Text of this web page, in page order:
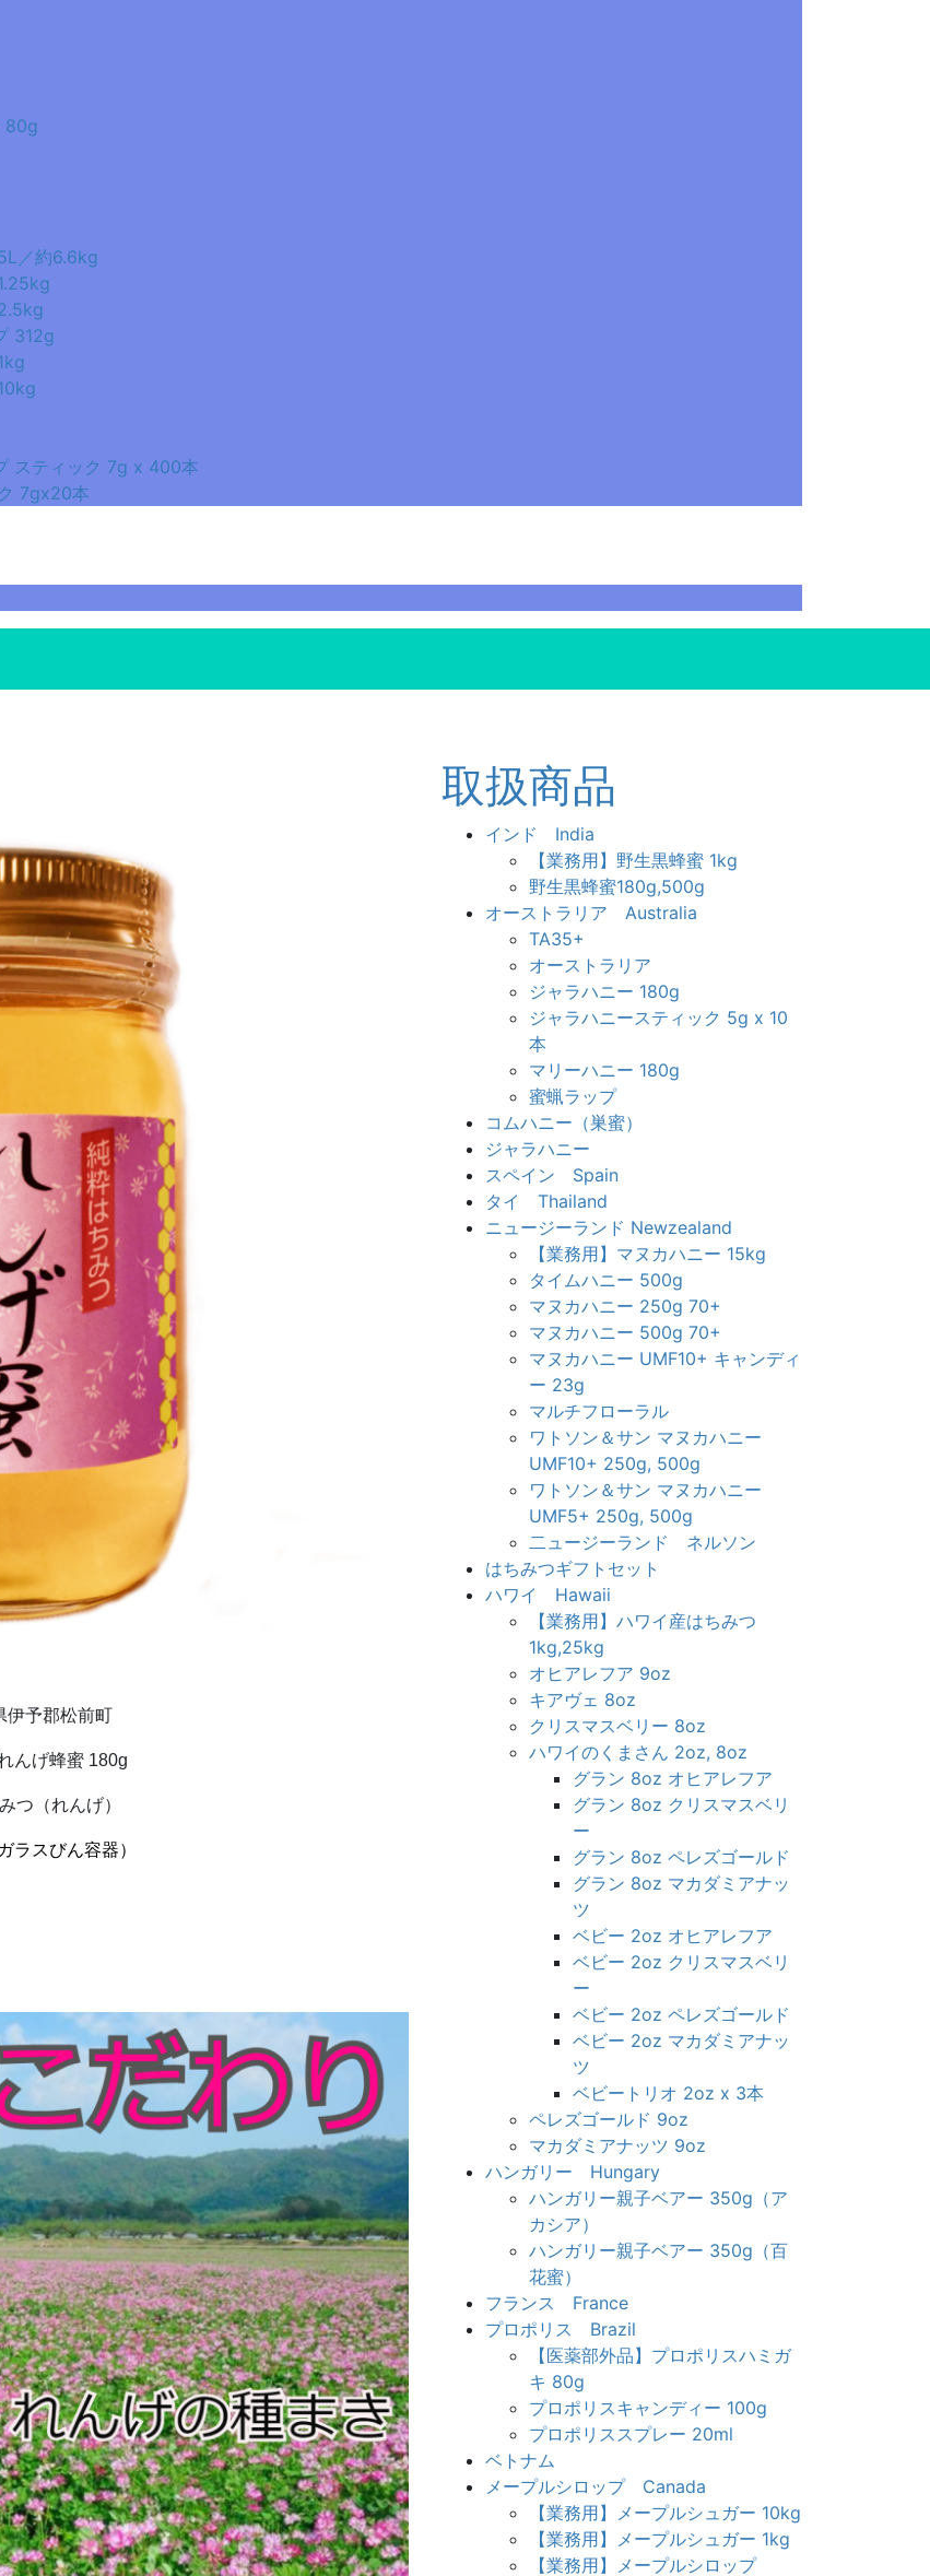
80g
／約6.6kg
312g
スティック 7g x 400本
7gx20本
伊予郡松前町
んげ蜂蜜 180g
つ（れんげ）
ラスびん容器）
取扱商品
インド India
【業務用】野生黒蜂蜜 1kg
野生黒蜂蜜180g,500g
オーストラリア Australia
TA35+
オーストラリア
ジャラハニー 180g
ジャラハニースティック 5g x 10
本
マリーハニー 180g
蜜蝋ラップ
コムハニー（巣蜜）
ジャラハニー
スペイン Spain
タイ Thailand
ニュージーランド Newzealand
【業務用】マヌカハニー 15kg
タイムハニー 500g
マヌカハニー 250g 70+
マヌカハニー 500g 70+
マヌカハニー UMF10+ キャンディ
ー 23g
マルチフローラル
ワトソン＆サン マヌカハニー
UMF10+ 250g, 500g
ワトソン＆サン マヌカハニー
UMF5+ 250g, 500g
二ュージーランド ネルソン
はちみつギフトセット
ハワイ Hawaii
【業務用】ハワイ産はちみつ
1kg,25kg
オヒアレフア 9oz
キアヴェ 8oz
クリスマスベリー 8oz
ハワイのくまさん 2oz, 8oz
グラン 8oz オヒアレフア
グラン 8oz クリスマスベリ
ー
グラン 8oz ペレズゴールド
グラン 8oz マカダミアナッ
ツ
ベビー 2oz オヒアレフア
ベビー 2oz クリスマスベリ
ー
ベビー 2oz ペレズゴールド
ベビー 2oz マカダミアナッ
ツ
ベビートリオ 2oz x 3本
ペレズゴールド 9oz
マカダミアナッツ 9oz
ハンガリー Hungary
ハンガリー親子ベアー 350g（ア
カシア）
ハンガリー親子ベアー 350g（百
花蜜）
フランス France
プロポリス Brazil
【医薬部外品】プロポリスハミガ
キ 80g
プロポリスキャンディー 100g
プロポリススプレー 20ml
ベトナム
メープルシロップ Canada
【業務用】メープルシュガー 10kg
【業務用】メープルシュガー 1kg
【業務用】メープルシロップ